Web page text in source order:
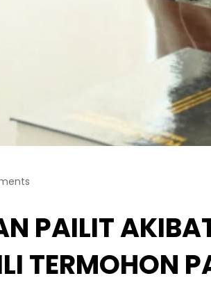
PAILIT
TERMOHON